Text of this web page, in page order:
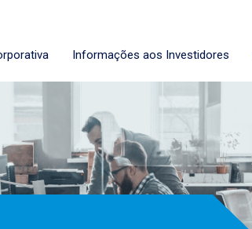
Informações aos Investidores